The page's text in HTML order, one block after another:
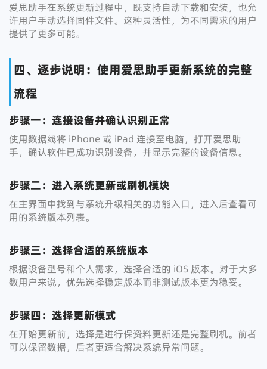
爱思助手在系统更新过程中，既支持自动下载和安装，也允
许用户手动选择固件文件。这种灵活性，为不同需求的用户
提供了更多可能。
四、逐步说明：使用爱思助手更新系统的完整
流程
步骤一：连接设备并确认识别正常
使用数据线将 iPhone 或 iPad 连接至电脑，打开爱思助
手，确认软件已成功识别设备，并显示完整的设备信息。
步骤二：进入系统更新或刷机模块
在主界面中找到与系统升级相关的功能入口，进入后查看可
用的系统版本列表。
步骤三：选择合适的系统版本
根据设备型号和个人需求，选择合适的 iOS 版本。对于大多
数用户来说，优先选择稳定版本而非测试版本更为稳妥。
步骤四：选择更新模式
在开始更新前，选择是进行保资料更新还是完整刷机。前者
可以保留数据，后者更适合解决系统异常问题。